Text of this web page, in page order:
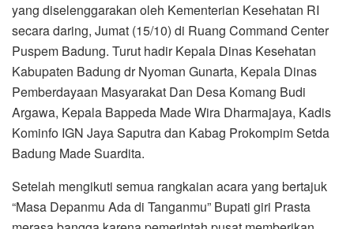
yang diselenggarakan oleh Kementerian Kesehatan RI
secara daring, Jumat (15/10) di Ruang Command Center
Puspem Badung. Turut hadir Kepala Dinas Kesehatan
Kabupaten Badung dr Nyoman Gunarta, Kepala Dinas
Pemberdayaan Masyarakat Dan Desa Komang Budi
Argawa, Kepala Bappeda Made Wira Dharmajaya, Kadis
Kominfo IGN Jaya Saputra dan Kabag Prokompim Setda
Badung Made Suardita.
Setelah mengikuti semua rangkaian acara yang bertajuk
“Masa Depanmu Ada di Tanganmu” Bupati giri Prasta